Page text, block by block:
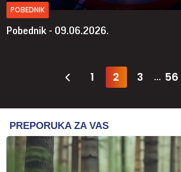
POBEDNIK
Pobednik - 09.06.2026.
1 2 3 ... 56